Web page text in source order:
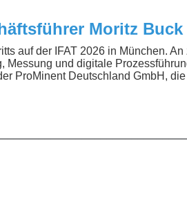
Moritz
auf der IFAT 2026 in München.
Messung und digitale
ProMinent Deutschland GmbH,